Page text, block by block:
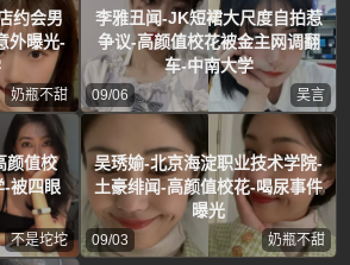
约会男
外曝光-
奶瓶不甜
李雅丑闻-JK短裙大尺度自拍惹
争议-高颜值校花被金主网调翻
车-中南大学
09/06 吴言
颜值校
-被四眼
不是坨坨
吴琇媮-北京海淀职业技术学院-
土豪绯闻-高颜值校花-喝尿事件
曝光
09/03 奶瓶不甜